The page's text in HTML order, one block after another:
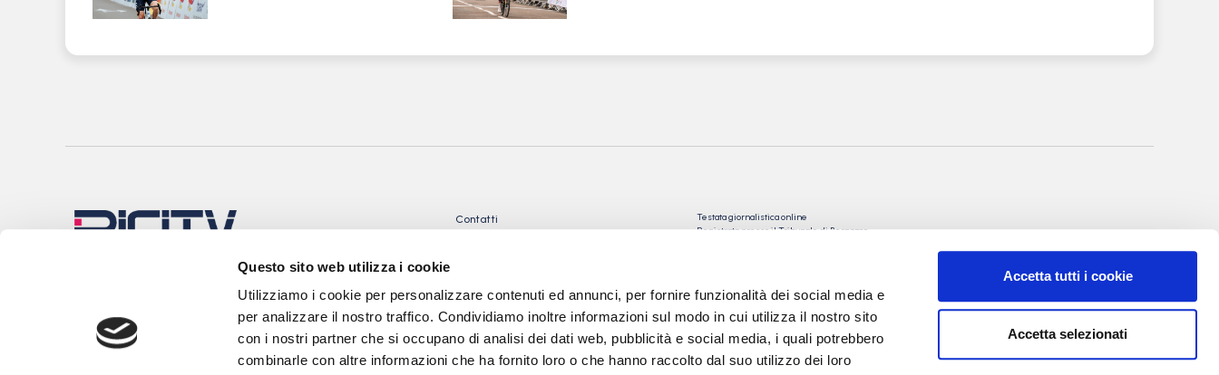
Questo sito web utilizza i cookie
Utilizziamo i cookie per personalizzare contenuti ed annunci, per fornire funzionalità dei social media e
per analizzare il nostro traffico. Condividiamo inoltre informazioni sul modo in cui utilizza il nostro sito
con i nostri partner che si occupano di analisi dei dati web, pubblicità e social media, i quali potrebbero
combinarle con altre informazioni che ha fornito loro o che hanno raccolto dal suo utilizzo dei loro
Accetta tutti i cookie
Accetta selezionati
Contatti
Testata giornalistica online
Registrata presso il Tribunale di Bergamo
Tev snc di Torre Giorgio e Villa Valerio &
C.
Sede: via Papa Giovanni XXIII, 20